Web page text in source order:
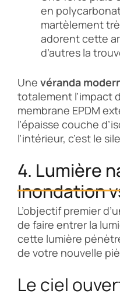
en
martèlement
adorent cette
d’autres la
Une véranda
totalement l’impact
membrane EPDM
l’épaisse couche
l’intérieur, c’est le
4. Lumière
Inondation
L’objectif premier
de faire entrer la
cette lumière
de votre nouvelle
Le ciel